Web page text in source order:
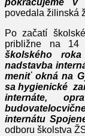
pokračujeme
povedala žilinská
Po začatí
približne na 14
školského
nadstavba
meniť okná na
sa hygienické
internáte,
internátu
odboru školstva